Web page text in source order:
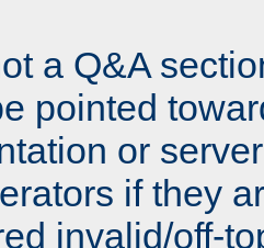
a Q&A
pointed
or
if they
invalid/off-